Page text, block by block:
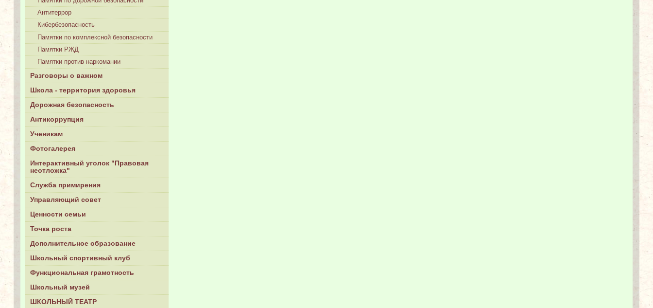
Антитеррор
Кибербезопасность
Памятки по комплексной безопасности
Памятки РЖД
Памятки против наркомании
Разговоры о важном
Школа - территория здоровья
Дорожная безопасность
Антикоррупция
Ученикам
Фотогалерея
Интерактивный уголок "Правовая
неотложка"
Служба примирения
Управляющий совет
Ценности семьи
Точка роста
Дополнительное образование
Школьный спортивный клуб
Функциональная грамотность
Школьный музей
ШКОЛЬНЫЙ ТЕАТР